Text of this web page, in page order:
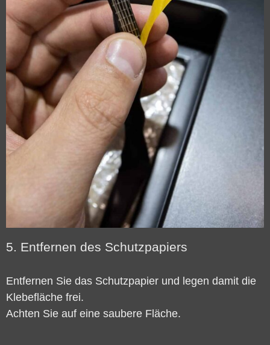
5. Entfernen des Schutzpapiers
Entfernen Sie das Schutzpapier und legen damit die
Klebefläche frei.
Achten Sie auf eine saubere Fläche.